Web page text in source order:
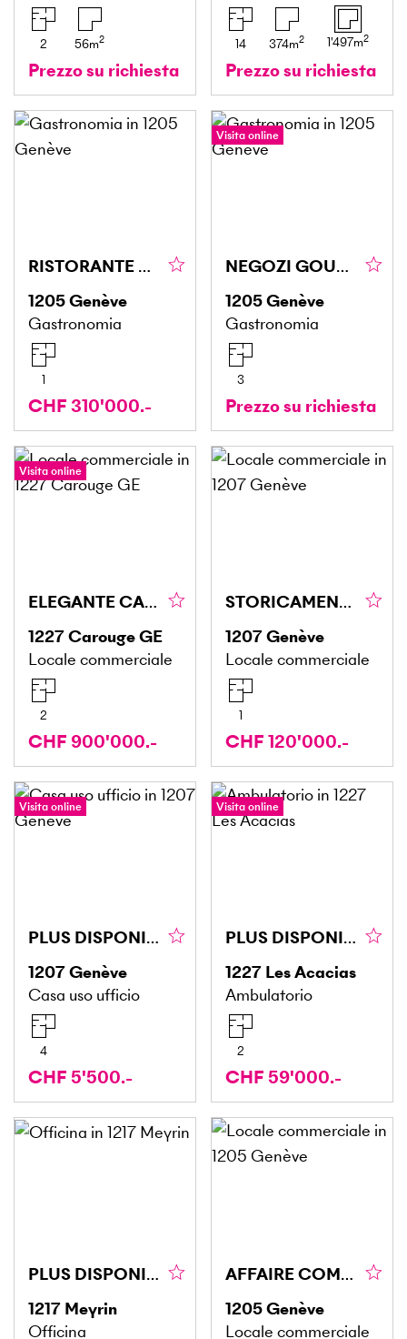
2 56m2
Prezzo su richiesta
14 374m2 1'497m2
Prezzo su richiesta
RISTORANTE CON OTTIMO FATTURATO
1205Genève
Gastronomia
1
CHF 310'000.-
Visita online
NEGOZI GOURMET, QUARTIERI VIVACI
1205Genève
Gastronomia
3
Prezzo su richiesta
Visita online
ELEGANTE CANTINA IN CAROUGE
1227Carouge GE
Locale commerciale
2
CHF 900'000.-
STORICAMENTE, PER GLI APPASSIONATI DI MODELLISMO
1207Genève
Locale commerciale
1
CHF 120'000.-
Visita online
PLUS DISPONIBLE
1207Genève
Casa uso ufficio
4
CHF 5'500.-
Visita online
PLUS DISPONIBLE PLUS DISPONIBLE
1227 Les Acacias
Ambulatorio
2
CHF 59'000.-
PLUS DISPONIBLE
1217 Meyrin
Officina
AFFAIRE COMMERCE - SITUATION IDÉALE
1205Genève
Locale commerciale